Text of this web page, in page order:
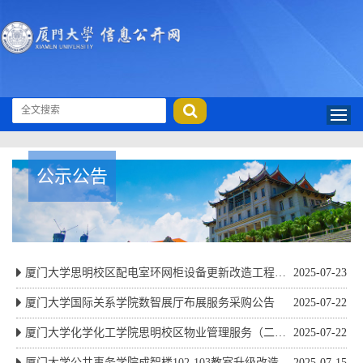
公示公告
厦门大学思明校区配电室环网柜设备更新改造工程竞
争性磋商公告
2025-07-23
厦门大学国际关系学院数智展厅布展服务采购公告 2025-07-22
厦门大学化学化工学院思明校区物业管理服务（二 2025-07-22